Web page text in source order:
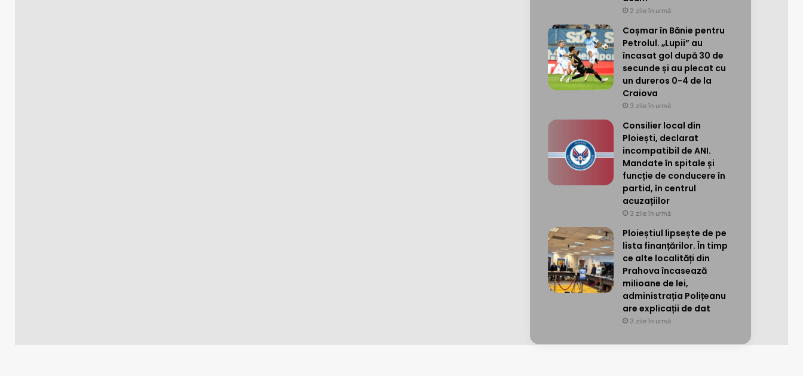
2 zile în urmă
Coșmar în Bănie pentru
Petrolul. „Lupii” au
încasat gol după 30 de
secunde și au plecat cu
un dureros 0-4 de la
Craiova
3 zile în urmă
Consilier local din
Ploiești, declarat
incompatibil de ANI.
Mandate în spitale și
funcție de conducere în
partid, în centrul
acuzațiilor
3 zile în urmă
Ploieștiul lipsește de pe
lista finanțărilor. În timp
ce alte localități din
Prahova încasează
milioane de lei,
administrația Polițeanu
are explicații de dat
3 zile în urmă